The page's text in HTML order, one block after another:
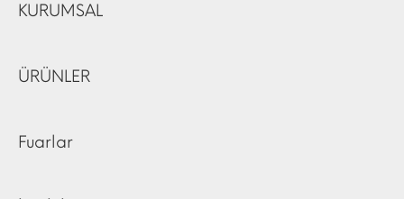
KURUMSAL
ÜRÜNLER
Fuarlar